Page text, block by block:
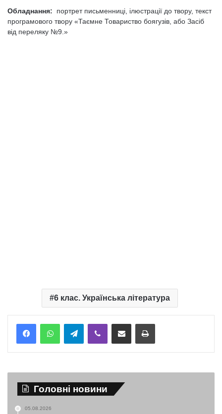
Обладнання: портрет письменниці, ілюстрації до твору, текст
програмового твору «Таємне Товариство боягузів, або Засіб
від переляку №9.»
6 клас. Українська література
TelegramViber Надіслати електронною поштоюНадрукувати
Головні новини
05.08.2026